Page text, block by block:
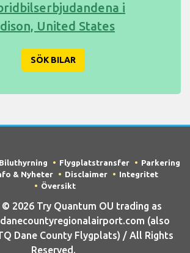
i
United States
SÖK BILAR
Biluthyrning Flygplatstransfer
Parkering
& Nyheter Disclaimer
Integritet
Översikt
© 2026 Try Quantum OU trading as
(also
Dane County Flygplats) / All Rights
Reserved.